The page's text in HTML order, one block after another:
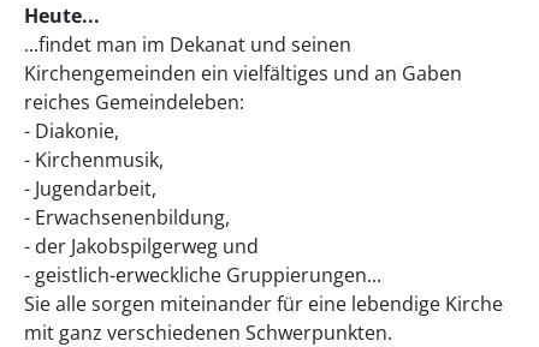
Heute...
...findet man im Dekanat und seinen
Kirchengemeinden ein vielfältiges und an Gaben
reiches Gemeindeleben:
- Diakonie,
- Kirchenmusik,
- Jugendarbeit,
- Erwachsenenbildung,
- der Jakobspilgerweg und
- geistlich-erweckliche Gruppierungen...
Sie alle sorgen miteinander für eine lebendige Kirche
mit ganz verschiedenen Schwerpunkten.